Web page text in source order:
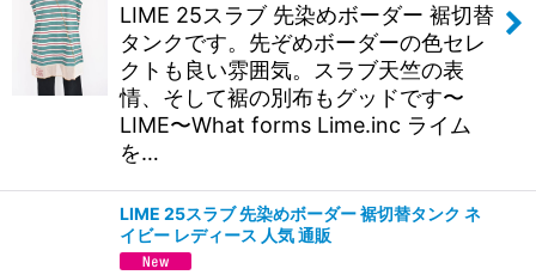
絞り込む
LIME 25スラブ 先染めボーダー 裾切替
タンクです。先ぞめボーダーの色セレ
クトも良い雰囲気。スラブ天竺の表
情、そして裾の別布もグッドです〜
LIME〜What forms Lime.inc ライム
を…
LIME 25スラブ 先染めボーダー 裾切替タンク ネ
イビー レディース 人気 通販